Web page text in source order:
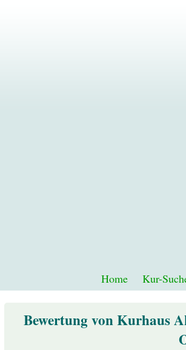
Home Kur-
Bewertung von Kurhaus